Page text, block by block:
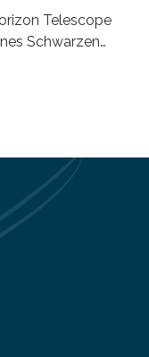
Telescope
Schwarzen
seltsamen
Löchern
der Goethe-
Code
hoch präzise